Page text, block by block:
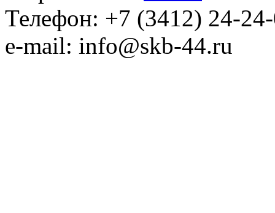
Телефон: +7 (3412) 24-
e-mail: info@skb-44.ru